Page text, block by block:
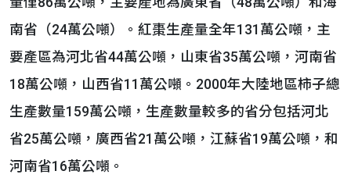
南省（24萬公噸）。紅棗生產量全年131萬公噸，主
要產區為河北省44萬公噸，山東省35萬公噸，河南省
18萬公噸，山西省11萬公噸。2000年大陸地區柿子總
生產數量159萬公噸，生產數量較多的省分包括河北
省25萬公噸，廣西省21萬公噸，江蘇省19萬公噸，和
河南省16萬公噸。